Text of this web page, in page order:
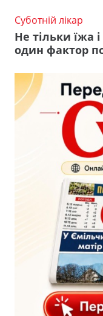
Суботній лікар
Не тільки їжа
один фактор